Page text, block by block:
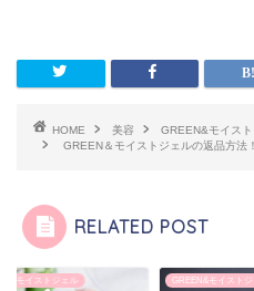
HOME 美容
GREEN&モイス
GREEN＆モイストジェルの返品方法
RELATED POST
モイストジェル GREEN&モイストジ